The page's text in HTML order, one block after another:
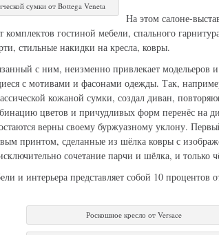
сумки от Bottega Veneta
На этом салоне-
комплектов гостиной мебели, спального
стильные накидки на кресла, ковры.
с ним, неизменно привлекает модельеров
с мотивами и фасонами одежды. Так,
кожаной сумки, создал диван,
цветов и причудливых форм перенёс на
верны своему буржуазному уклону.
принтом, сделанные из шёлка ковры с
сочетание парчи и шёлка, и только
и интерьера представляет собой 10
Роскошное кресло от Versace